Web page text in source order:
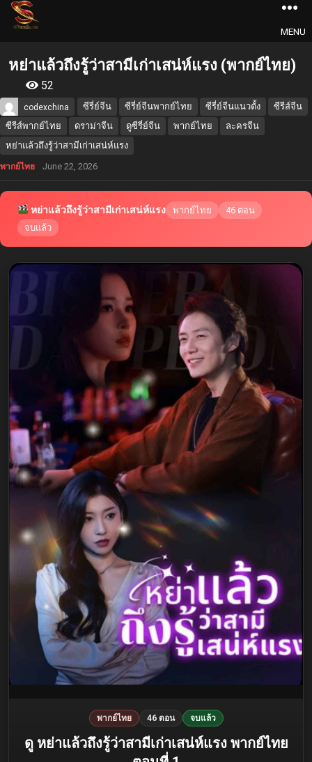
MENU
หย่าแล้วถึงรู้ว่าสามีเก่าเสน่ห์แรง (พากย์ไทย)
52
codexchina ซีรี่ย์จีน ซีรี่ย์จีนพากย์ไทย ซีรี่ย์จีนแนวตั้ง
ซีรีส์จีน
ซีรีส์พากย์ไทย
ดราม่าจีน ดูซีรี่ย์จีน พากย์ไทย
ละครจีน
หย่าแล้วถึงรู้ว่าสามีเก่าเสน่ห์แรง
พากย์ไทย June 22, 2026
หย่าแล้วถึงรู้ว่าสามีเก่าเสน่ห์แรง พากย์ไทย
46 ตอน
จบแล้ว
พากย์ไทย 46 ตอน จบแล้ว
ดู หย่าแล้วถึงรู้ว่าสามีเก่าเสน่ห์แรง พากย์ไทย